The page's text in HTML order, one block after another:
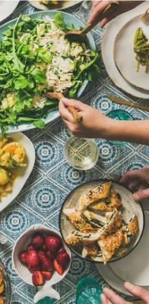
endibias, espárragos,
deliciosos, porque
y los encontrarás
mejores precios.
qué no los productos
dan calidad a precios
bolsillos? Si,
Siempre Buen
la opción más
y de vuelta a casa,
y dar protagonismo
preparar con
celebración con